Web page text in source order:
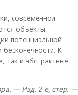
современной
объекты,
потенциальной
бесконечности. К
так и абстрактные
— Изд. 2-е, стер. —